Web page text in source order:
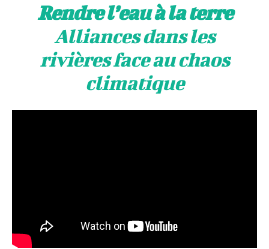
Rendre l’eau à la terre
Alliances dans les
rivières face au chaos
climatique